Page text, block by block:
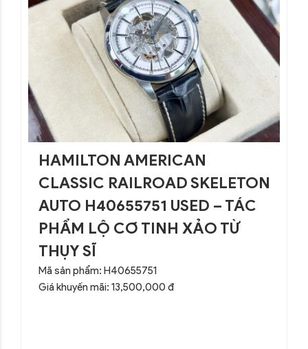
HAMILTON AMERICAN
CLASSIC RAILROAD SKELETON
AUTO H40655751 USED – TÁC
PHẨM LỘ CƠ TINH XẢO TỪ
THỤY SĨ
Mã sản phẩm: H40655751
Giá khuyến mãi: 13,500,000 đ